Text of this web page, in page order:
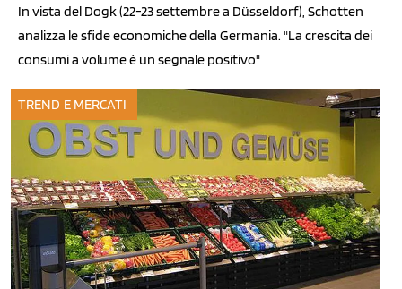
In vista del Dogk (22-23 settembre a Düsseldorf), Schotten
analizza le sfide economiche della Germania. "La crescita dei
consumi a volume è un segnale positivo"
TREND E MERCATI